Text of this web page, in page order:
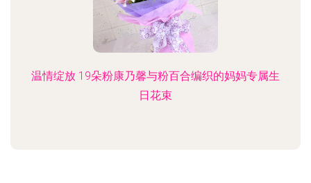
温情绽放 19朵粉康乃馨与粉百合编织的妈妈专属生
日花束